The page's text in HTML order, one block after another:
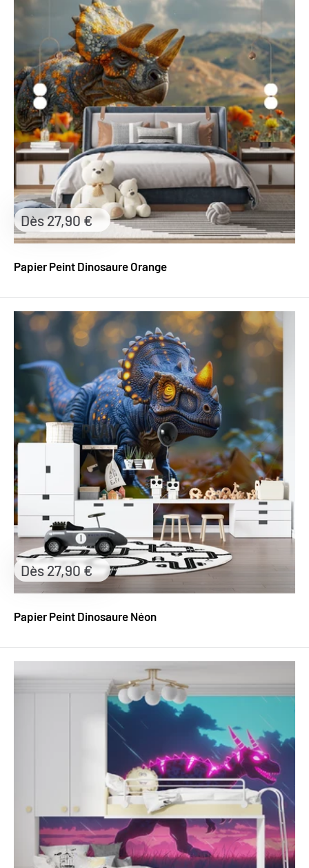
Papier Peint Dinosaure Orange
Prix
réduit
Dès 27,90 €
Papier Peint Dinosaure Néon
Prix
réduit
Dès 27,90 €